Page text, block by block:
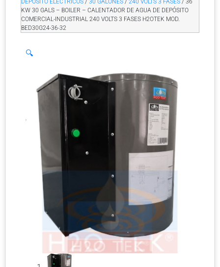
KW 30 GALS – BOILER – CALENTADOR DE AGUA DE DEPÓSITO
COMERCIAL-INDUSTRIAL 240 VOLTS 3 FASES H2OTEK MOD.
BED30G24-36-32
🔍